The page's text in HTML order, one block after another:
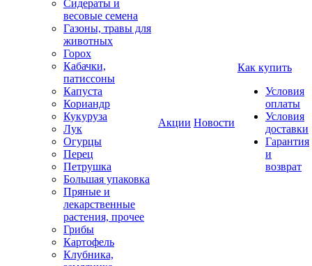
Сидераты и
весовые семена
Газоны, травы для
животных
Горох
Кабачки,
патиссоны
Капуста
Кориандр
Кукуруза
Лук
Огурцы
Перец
Петрушка
Большая упаковка
Пряные и
лекарственные
растения, прочее
Грибы
Картофель
Клубника,
Акции Новости
Как купить
Условия
оплаты
Условия
доставки
Гарантия
и
возврат